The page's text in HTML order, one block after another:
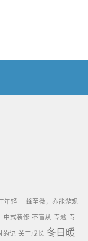
年轻 一蜂至微，亦能游观
中式装修 不盲从 专题 专
的记 关于成长 冬日暖